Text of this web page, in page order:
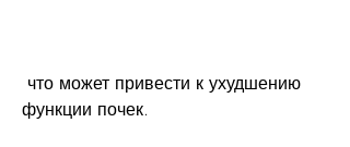
функции почек.